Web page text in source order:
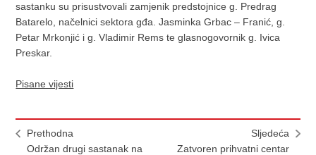
sastanku su prisustvovali zamjenik predstojnice g. Predrag
Batarelo, načelnici sektora gđa. Jasminka Grbac – Franić, g.
Petar Mrkonjić i g. Vladimir Rems te glasnogovornik g. Ivica
Preskar.
Pisane vijesti
Prethodna
Održan drugi sastanak na
Sljedeća
Zatvoren prihvatni centar